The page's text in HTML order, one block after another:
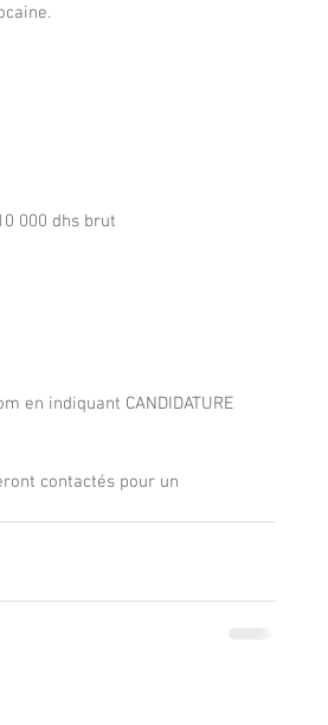
000 dhs brut
en indiquant CANDIDATURE
contactés pour un